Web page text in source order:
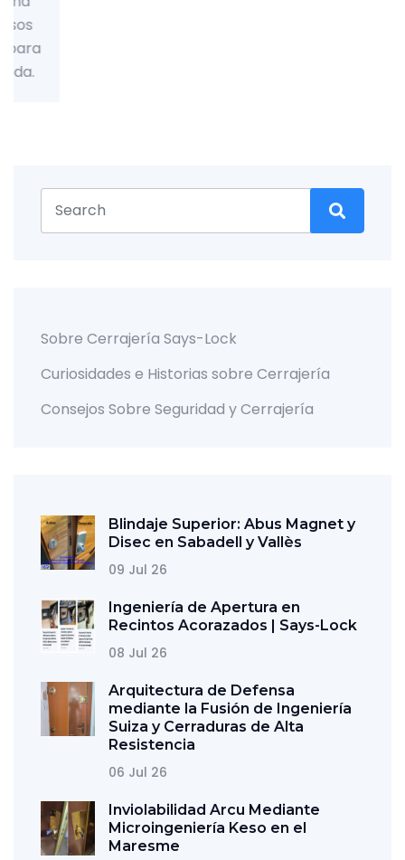
Sobre Cerrajería Says-Lock
Curiosidades e Historias sobre Cerrajería
Consejos Sobre Seguridad y Cerrajería
Blindaje Superior: Abus Magnet y
Disec en Sabadell y Vallès
09 Jul 26
Ingeniería de Apertura en
Recintos Acorazados | Says-Lock
08 Jul 26
Arquitectura de Defensa
mediante la Fusión de Ingeniería
Suiza y Cerraduras de Alta
Resistencia
06 Jul 26
Inviolabilidad Arcu Mediante
Microingeniería Keso en el
Maresme